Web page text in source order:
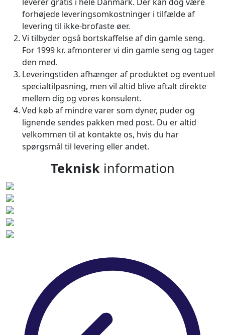
forhøjede leveringsomkostninger i tilfælde af
levering til ikke-brofaste øer.
Vi tilbyder også bortskaffelse af din gamle seng.
For 1999 kr. afmonterer vi din gamle seng og tager
den med.
Leveringstiden afhænger af produktet og eventuel
specialtilpasning, men vil altid blive aftalt direkte
mellem dig og vores konsulent.
Ved køb af mindre varer som dyner, puder og
lignende sendes pakken med post. Du er altid
velkommen til at kontakte os, hvis du har
spørgsmål til levering eller andet.
Teknisk information